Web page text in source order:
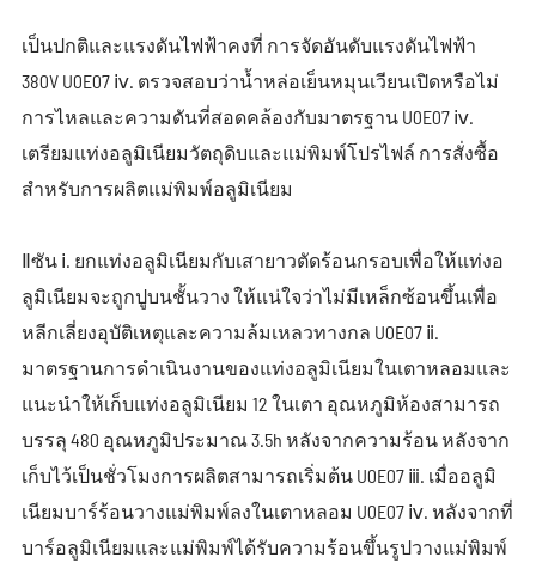
เป็นปกติและแรงดันไฟฟ้าคงที่ การจัดอันดับแรงดันไฟฟ้า
380V U0E07 ⅳ. ตรวจสอบว่าน้ำหล่อเย็นหมุนเวียนเปิดหรือไม่
การไหลและความดันที่สอดคล้องกับมาตรฐาน U0E07 ⅳ.
เตรียมแท่งอลูมิเนียมวัตถุดิบและแม่พิมพ์โปรไฟล์ การสั่งซื้อ
สำหรับการผลิตแม่พิมพ์อลูมิเนียม
Ⅱซัน ⅰ. ยกแท่งอลูมิเนียมกับเสายาวตัดร้อนกรอบเพื่อให้แท่งอ
ลูมิเนียมจะถูกปูบนชั้นวาง ให้แน่ใจว่าไม่มีเหล็กซ้อนขึ้นเพื่อ
หลีกเลี่ยงอุบัติเหตุและความล้มเหลวทางกล U0E07 ⅱ.
มาตรฐานการดำเนินงานของแท่งอลูมิเนียมในเตาหลอมและ
แนะนำให้เก็บแท่งอลูมิเนียม 12 ในเตา อุณหภูมิห้องสามารถ
บรรลุ 480 อุณหภูมิประมาณ 3.5h หลังจากความร้อน หลังจาก
เก็บไว้เป็นชั่วโมงการผลิตสามารถเริ่มต้น U0E07 ⅲ. เมื่ออลูมิ
เนียมบาร์ร้อนวางแม่พิมพ์ลงในเตาหลอม U0E07 ⅳ. หลังจากที่
บาร์อลูมิเนียมและแม่พิมพ์ได้รับความร้อนขึ้นรูปวางแม่พิมพ์